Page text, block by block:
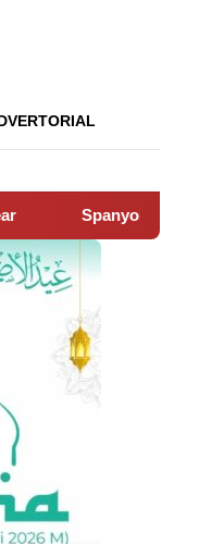
Piala Dunia 2026, Kalahkan